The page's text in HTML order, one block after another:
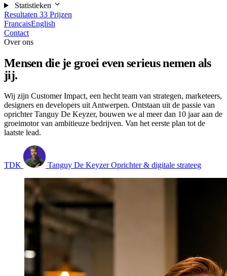
Statistieken
Resultaten 33 Prijzen
FrançaisEnglish
Contact
Over ons
Mensen die je groei even serieus nemen als
jij.
Wij zijn Customer Impact, een hecht team van strategen, marketeers,
designers en developers uit Antwerpen. Ontstaan uit de passie van
oprichter Tanguy De Keyzer, bouwen we al meer dan 10 jaar aan de
groeimotor van ambitieuze bedrijven. Van het eerste plan tot de
laatste lead.
TDK Tanguy De Keyzer Oprichter & digitale strateeg